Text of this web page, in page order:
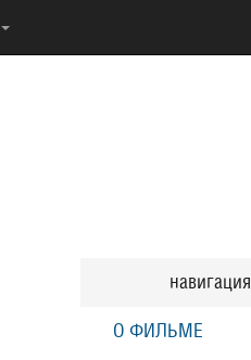
навигация
О ФИЛЬМЕ